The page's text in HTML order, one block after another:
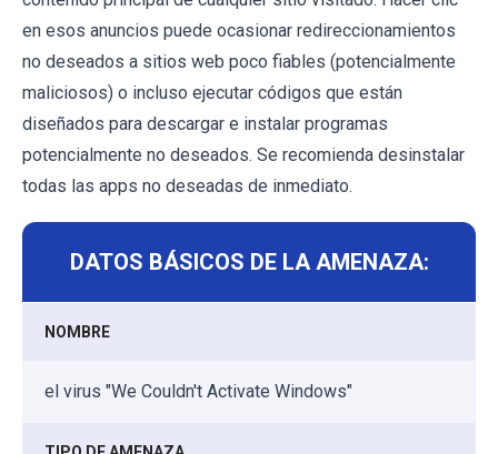
en esos anuncios puede ocasionar redireccionamientos
no deseados a sitios web poco fiables (potencialmente
maliciosos) o incluso ejecutar códigos que están
diseñados para descargar e instalar programas
potencialmente no deseados. Se recomienda desinstalar
todas las apps no deseadas de inmediato.
DATOS BÁSICOS DE LA AMENAZA:
NOMBRE
el virus "We Couldn't Activate Windows"